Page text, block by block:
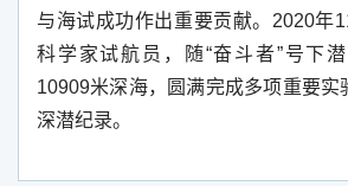
与海试成功作出重要贡献。 2020年
科学家试航员，随“奋斗者”号下
10909米深海，圆满完成多项重要实
深潜纪录。